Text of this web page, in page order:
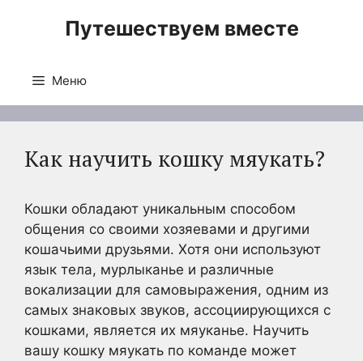
Путешествуем вместе
Меню
Как научить кошку мяукать?
Кошки обладают уникальным способом
общения со своими хозяевами и другими
кошачьими друзьями. Хотя они используют
язык тела, мурлыканье и различные
вокализации для самовыражения, одним из
самых знаковых звуков, ассоциирующихся с
кошками, является их мяуканье. Научить
вашу кошку мяукать по команде может